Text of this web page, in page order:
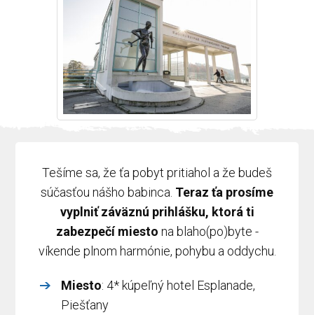
Tešíme sa, že ťa pobyt pritiahol a že budeš
súčasťou nášho babinca. Teraz ťa prosíme
vyplniť záväznú prihlášku, ktorá ti
zabezpečí miesto na blaho(po)byte -
víkende plnom harmónie, pohybu a oddychu.
Miesto: 4* kúpeľný hotel Esplanade,
Piešťany